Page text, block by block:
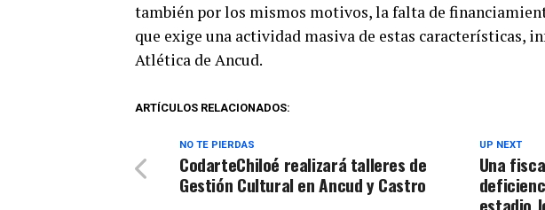
también por los mismos motivos, la falta de
que exige una actividad masiva de estas características,
Atlética de Ancud.
ARTÍCULOS RELACIONADOS:
UP NEXT
Una
NO TE PIERDAS
CodarteChiloé realizará talleres de
Gestión Cultural en Ancud y Castro